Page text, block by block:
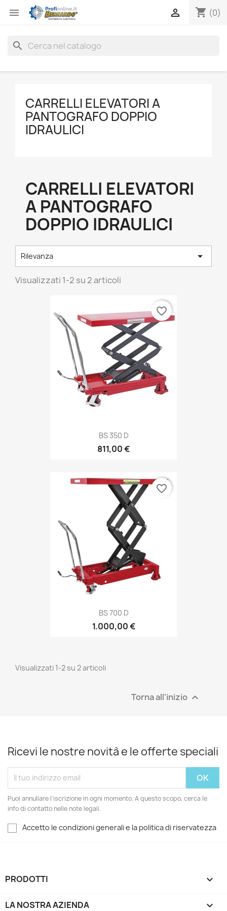
 shopping_cart (0)

search
CARRELLI ELEVATORI A
PANTOGRAFO DOPPIO
IDRAULICI
CARRELLI ELEVATORI
A PANTOGRAFO
DOPPIO IDRAULICI
Rilevanza 
Visualizzati 1-2 su 2 articoli
BS 350 D
811,00 €
favorite_border
BS 700 D
1.000,00 €
favorite_border
Visualizzati 1-2 su 2 articoli
Torna all'inizio 
Ricevi le nostre novità e le offerte speciali
Puoi annullare l'iscrizione in ogni momento. A questo scopo, cerca le
info di contatto nelle note legali.
Accetto le condizioni generali e la politica di riservatezza
PRODOTTI 
LA NOSTRA AZIENDA 